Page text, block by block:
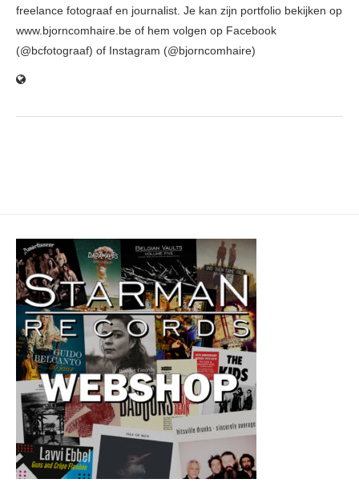
freelance fotograaf en journalist. Je kan zijn portfolio bekijken op
www.bjorncomhaire.be of hem volgen op Facebook
(@bcfotograaf) of Instagram (@bjorncomhaire)